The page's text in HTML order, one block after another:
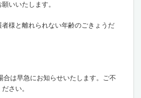
いいたします。
者様と離れられない年齢のごきょうだ
合は早急にお知らせいたします。ご不
さい。